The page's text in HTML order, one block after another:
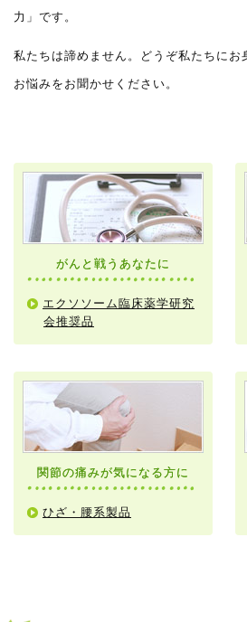
力」です。
私たちは諦めません。どうぞ私たちにお
お悩みをお聞かせください。
がんと戦うあなたに
エクソソーム臨床薬学研究
会推奨品
関節の痛みが気になる方に
ひざ・腰系製品